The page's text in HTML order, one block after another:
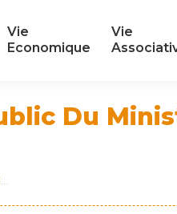
Vie
Economique
Vie
Du
Vie
Economique
Vie